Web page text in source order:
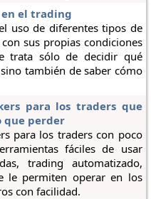
en el trading
uso de diferentes tipos de
sus propias condiciones
trata sólo de decidir qué
también de saber cómo
para los traders que
que perder
para los traders con poco
fáciles de usar
trading automatizado,
le permiten operar en los
con facilidad.